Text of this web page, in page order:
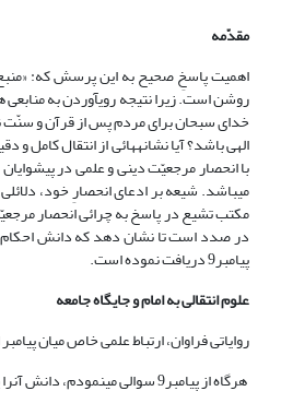
مقدّمه
روشن است. زیرا نتیجه روی‏آوردن به
با انحصار مرجعیّت دینی و علمی در
می‏باشد. شیعه بر ادعای انحصارِ خود، دلائلی
مکتب تشیع در پاسخ به چرائی انحصار
پیامبر9 دریافت نموده است.
علوم انتقالی به امام و جایگاه جامعه
روایاتی فراوان، ارتباط علمی خاص میان پیامبر اکرم9 با امیرالمومنین7 را به تصویر می‏کشد. ترمذی در سنن خود از امام
هرگاه از پیامبر9 سوالی می‏نمودم، دانش آن‏را پیامبر9 به من اعطا می‏فرمود و آنگاه که ساکت می‏شدم، حضرت خود آغاز سخن می‏نمود (ترمذی، 5:253).